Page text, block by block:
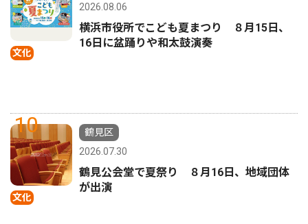
文化
2026.08.06
横浜市役所でこども夏まつり ８月15日、
16日に盆踊りや和太鼓演奏
10
文化
鶴見区
2026.07.30
鶴見公会堂で夏祭り ８月16日、地域団体
が出演